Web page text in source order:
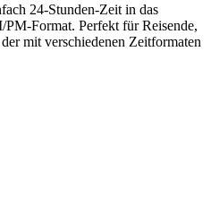
24-Stunden-Zeit in das
Format. Perfekt für Reisende,
mit verschiedenen Zeitformaten